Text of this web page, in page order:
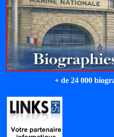
+ de 24 000